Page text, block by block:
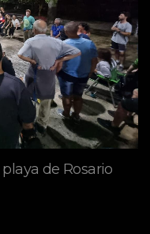
de Rosario